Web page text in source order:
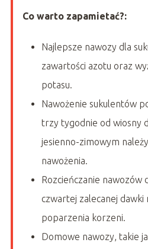
Co warto zapamietać?:
Najlepsze nawozy dla
zawartości azotu oraz
potasu.
Nawożenie sukulentów
trzy tygodnie od wiosny
jesienno-zimowym
nawożenia.
Rozcieńczanie nawozów
czwartej zalecanej dawki
poparzenia korzeni.
Domowe nawozy, takie